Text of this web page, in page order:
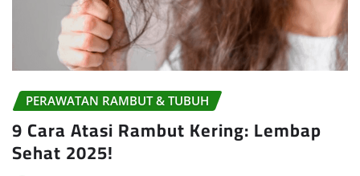
PERAWATAN RAMBUT & TUBUH
9 Cara Atasi Rambut Kering: Lembap
Sehat 2025!